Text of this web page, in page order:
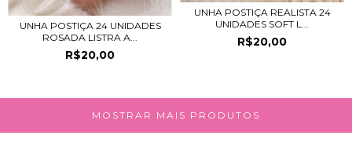
UNHA POSTIÇA 24 UNIDADES
ROSADA LISTRA A...
R$20,00
UNHA POSTIÇA REALISTA 24
UNIDADES SOFT L...
R$20,00
MOSTRAR MAIS PRODUTOS